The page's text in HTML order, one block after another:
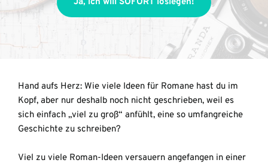
Hand aufs Herz: Wie viele Ideen für Romane hast du im
Kopf, aber nur deshalb noch nicht geschrieben, weil es
sich einfach „viel zu groß“ anfühlt, eine so umfangreiche
Geschichte zu schreiben?
Viel zu viele Roman-Ideen versauern angefangen in einer